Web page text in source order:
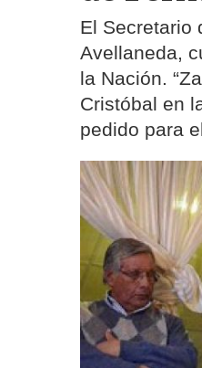
El Secretario
Avellaneda,
la Nación.
Cristóbal en
pedido para